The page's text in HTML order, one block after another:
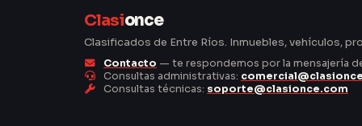
Clasionce
Clasificados de Entre Ríos. Inmuebles, vehículos,
Contacto — te respondemos por la mensajería
Consultas administrativas:
Consultas técnicas: soporte@clasionce.com